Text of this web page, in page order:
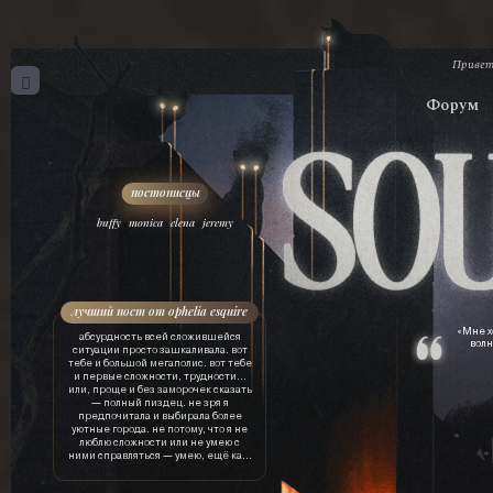
Форум
лучший пост от ophelia esquire
абсурдность всей сложившейся
ситуации просто зашкаливала. вот
тебе и большой мегаполис. вот тебе
и первые сложности, трудности…
или, проще и без заморочек сказать
— полный пиздец. не зря я
предпочитала и выбирала более
уютные города. не потому, что я не
люблю сложности или не умею с
ними справляться — умею, ещё как.
драгоценного времени, нервов, сил,
«Мне
buffy ,monica,elena , jeremy